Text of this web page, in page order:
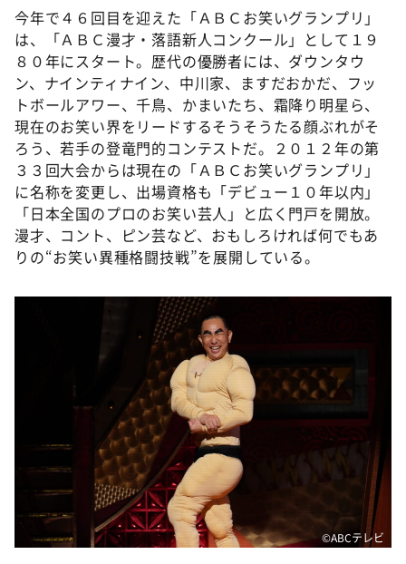
アナ回覧板
今年で４６回目を迎えた「ＡＢＣお笑いグランプリ」
は、「ＡＢＣ漫才・落語新人コンクール」として１９
８０年にスタート。歴代の優勝者には、ダウンタウ
ン、ナインティナイン、中川家、ますだおかだ、フッ
トボールアワー、千鳥、かまいたち、霜降り明星ら、
現在のお笑い界をリードするそうそうたる顔ぶれがそ
ろう、若手の登竜門的コンテストだ。２０１２年の第
３３回大会からは現在の「ＡＢＣお笑いグランプリ」
に名称を変更し、出場資格も「デビュー１０年以内」
「日本全国のプロのお笑い芸人」と広く門戸を開放。
漫才、コント、ピン芸など、おもしろければ何でもあ
りの“お笑い異種格闘技戦”を展開している。
©️ABCテレビ